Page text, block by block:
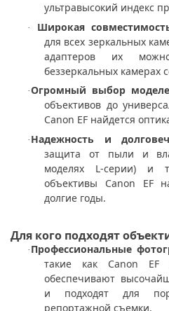
ультравысокий индекс
· Широкая
для всех зеркальных
адаптеров их
беззеркальных камерах
·Огромный выбор
объективов до
Canon EF найдется
· Надежность и
защита от пыли и
моделях L-серии) и
объективы Canon EF
долгие годы.
Для кого подходят
· Профессиональные
такие как Canon
обеспечивают
и подходят для
репортажной съемки.